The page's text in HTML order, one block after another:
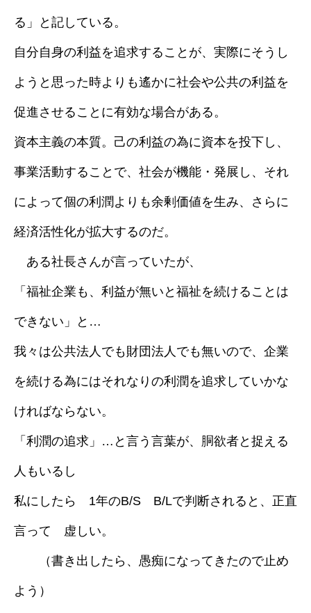
る」と記している。
自分自身の利益を追求することが、実際にそうし
ようと思った時よりも遙かに社会や公共の利益を
促進させることに有効な場合がある。
資本主義の本質。己の利益の為に資本を投下し、
事業活動することで、社会が機能・発展し、それ
によって個の利潤よりも余剰価値を生み、さらに
経済活性化が拡大するのだ。
ある社長さんが言っていたが、
「福祉企業も、利益が無いと福祉を続けることは
できない」と…
我々は公共法人でも財団法人でも無いので、企業
を続ける為にはそれなりの利潤を追求していかな
ければならない。
「利潤の追求」…と言う言葉が、胴欲者と捉える
人もいるし
私にしたら 1年のB/S B/Lで判断されると、正直
言って 虚しい。
（書き出したら、愚痴になってきたので止め
よう）